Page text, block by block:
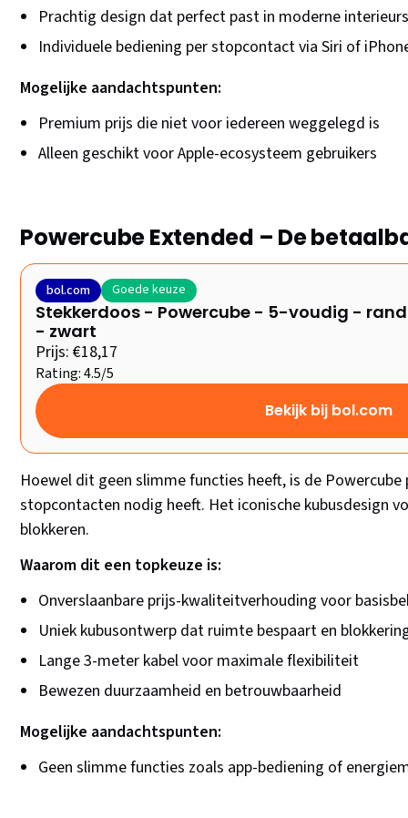
Prachtig design dat perfect past in moderne
Individuele bediening per stopcontact via Siri of
Mogelijke aandachtspunten:
Premium prijs die niet voor iedereen weggelegd is
Alleen geschikt voor Apple-ecosysteem gebruikers
Powercube Extended – De
bol.com Goede keuze
Stekkerdoos - Powercube - 5-voudig -
- zwart
Prijs: €18,17
Rating: 4.5/5
Bekijk bij bol.com
Hoewel dit geen slimme functies heeft, is de
stopcontacten nodig heeft. Het iconische kubusdesign
blokkeren.
Waarom dit een topkeuze is:
Onverslaanbare prijs-kwaliteitverhouding voor
Uniek kubusontwerp dat ruimte bespaart en
Lange 3-meter kabel voor maximale flexibiliteit
Bewezen duurzaamheid en betrouwbaarheid
Mogelijke aandachtspunten:
Geen slimme functies zoals app-bediening of